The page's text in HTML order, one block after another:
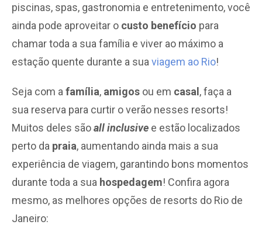
piscinas, spas, gastronomia e entretenimento, você
ainda pode aproveitar o custo benefício para
chamar toda a sua família e viver ao máximo a
estação quente durante a sua viagem ao Rio!
Seja com a família, amigos ou em casal , faça a
sua reserva para curtir o verão nesses resorts!
Muitos deles sãoall inclusive e estão localizados
perto da praia, aumentando ainda mais a sua
experiência de viagem, garantindo bons momentos
durante toda a sua hospedagem! Confira agora
mesmo, as melhores opções de resorts do Rio de
Janeiro: